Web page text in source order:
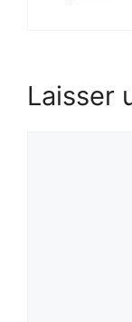
Laisser